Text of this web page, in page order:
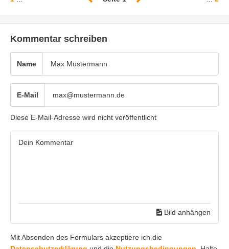
Kommentar schreiben
Name
E-Mail
Diese E-Mail-Adresse wird nicht veröffentlicht
Bild anhängen
Mit Absenden des Formulars akzeptiere ich die